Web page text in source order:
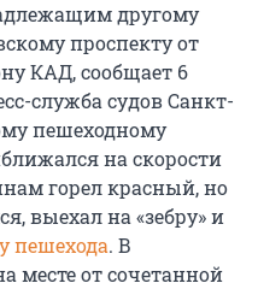
другому
проспекту от
КАД, сообщает 6
служба судов Санкт-
пешеходному
на скорости
горел красный, но
выехал на «зебру» и
пешехода. В
месте от сочетанной